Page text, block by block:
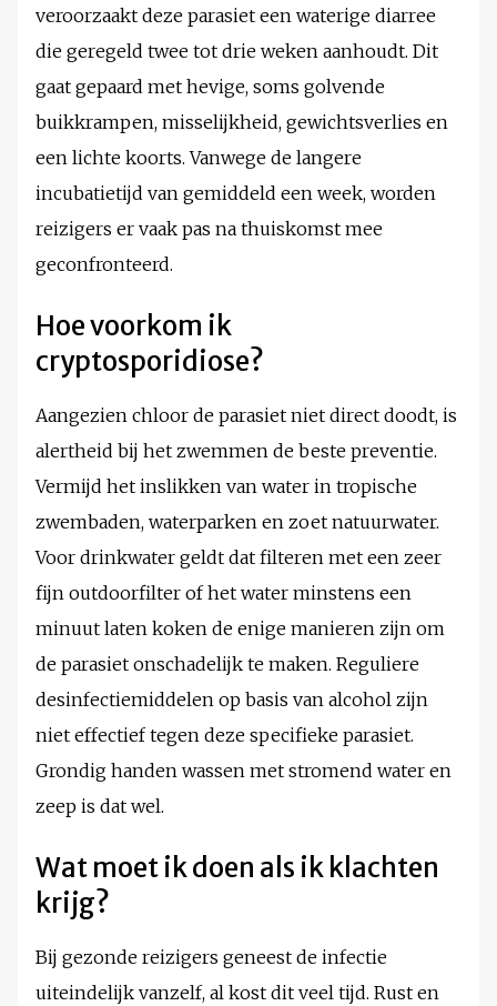
veroorzaakt deze parasiet een waterige diarree
die geregeld twee tot drie weken aanhoudt. Dit
gaat gepaard met hevige, soms golvende
buikkrampen, misselijkheid, gewichtsverlies en
een lichte koorts. Vanwege de langere
incubatietijd van gemiddeld een week, worden
reizigers er vaak pas na thuiskomst mee
geconfronteerd.
Hoe voorkom ik
cryptosporidiose?
Aangezien chloor de parasiet niet direct doodt, is
alertheid bij het zwemmen de beste preventie.
Vermijd het inslikken van water in tropische
zwembaden, waterparken en zoet natuurwater.
Voor drinkwater geldt dat filteren met een zeer
fijn outdoorfilter of het water minstens een
minuut laten koken de enige manieren zijn om
de parasiet onschadelijk te maken. Reguliere
desinfectiemiddelen op basis van alcohol zijn
niet effectief tegen deze specifieke parasiet.
Grondig handen wassen met stromend water en
zeep is dat wel.
Wat moet ik doen als ik klachten
krijg?
Bij gezonde reizigers geneest de infectie
uiteindelijk vanzelf, al kost dit veel tijd. Rust en